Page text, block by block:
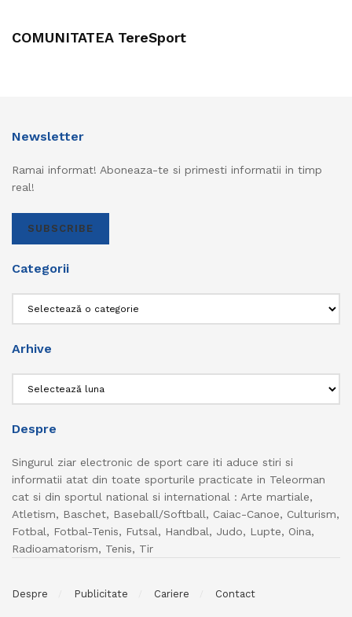
COMUNITATEA TereSport
Newsletter
Ramai informat! Aboneaza-te si primesti informatii in timp
real!
SUBSCRIBE
Categorii
Arhive
Despre
Singurul ziar electronic de sport care iti aduce stiri si
informatii atat din toate sporturile practicate in Teleorman
cat si din sportul national si international : Arte martiale,
Atletism, Baschet, Baseball/Softball, Caiac-Canoe, Culturism,
Fotbal, Fotbal-Tenis, Futsal, Handbal, Judo, Lupte, Oina,
Radioamatorism, Tenis, Tir
Despre Publicitate Cariere Contact